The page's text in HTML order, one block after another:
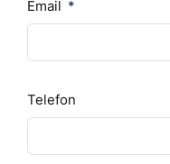
Email
Telefon